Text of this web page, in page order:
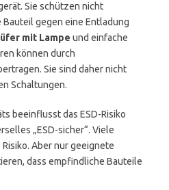
Sie schützen nicht
gegen eine Entladung
mit Lampe und einfache
können durch
Sie sind daher nicht
Schaltungen.
beeinflusst das ESD-Risiko
„ESD-sicher“. Viele
Aber nur geeignete
dass empfindliche Bauteile